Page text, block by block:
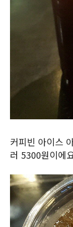
커피빈 아이스
러 5300원이에